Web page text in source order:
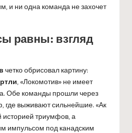
и ни одна команда не захочет
равны: взгляд
четко обрисовал картину:
, «Локомотив» не имеет
Обе команды прошли через
где выживают сильнейшие. «Ак
историей триумфов, а
импульсом под канадским